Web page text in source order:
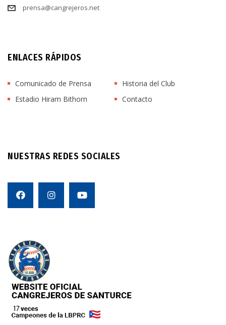
prensa@cangrejeros.net
ENLACES RÁPIDOS
Comunicado de Prensa
Historia del Club
Estadio Hiram Bithorn
Contacto
NUESTRAS REDES SOCIALES